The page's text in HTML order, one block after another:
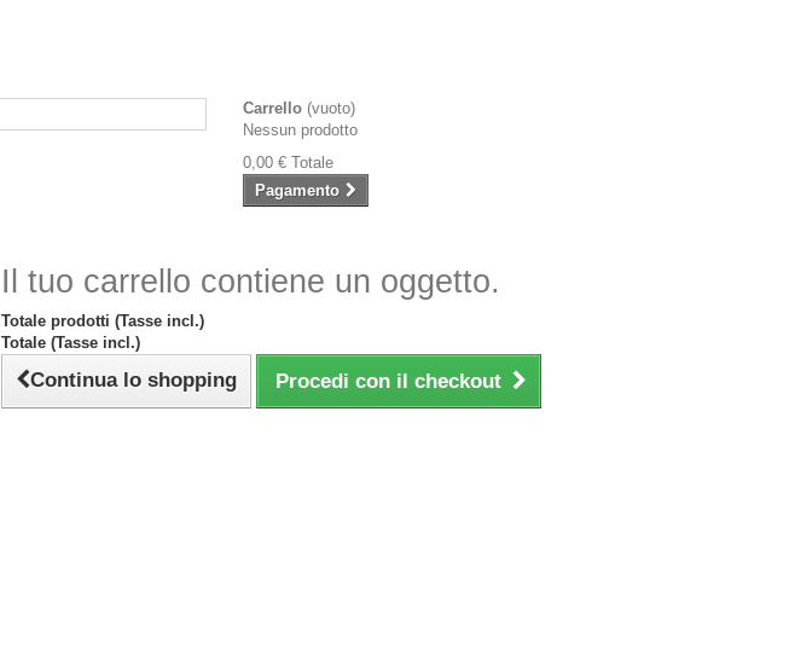
Carrello (vuoto)
Nessun prodotto
0,00 € Totale
Pagamento
Il tuo carrello contiene un oggetto.
Totale prodotti (Tasse incl.)
Totale (Tasse incl.)
Continua lo shopping Procedi con il checkout